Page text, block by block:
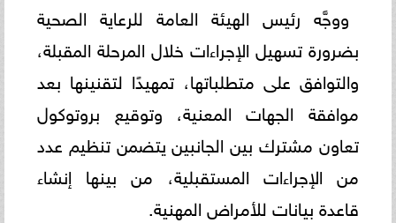
ووجَّه رئيس الهيئة العامة للرعاية الصحية
بضرورة تسهيل الإجراءات خلال المرحلة المقبلة،
والتوافق على متطلباتها، تمهيدًا لتقنينها بعد
موافقة الجهات المعنية، وتوقيع بروتوكول
تعاون مشترك بين الجانبين يتضمن تنظيم عدد
من الإجراءات المستقبلية، من بينها إنشاء
قاعدة بيانات للأمراض المهنية.